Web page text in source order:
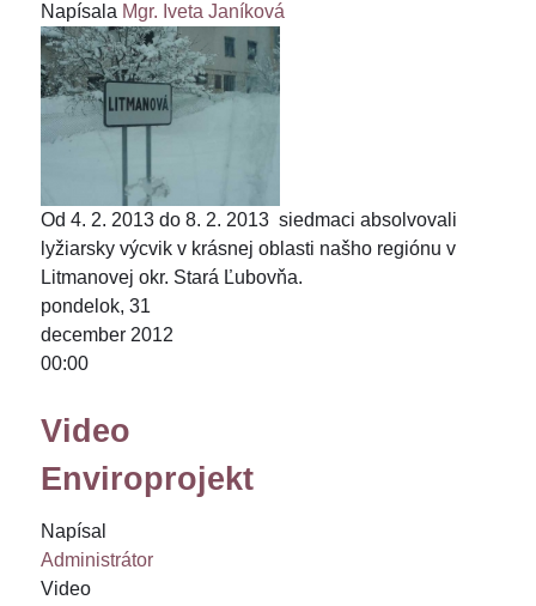
Napísala Mgr. Iveta Janíková
Od 4. 2. 2013 do 8. 2. 2013 siedmaci absolvovali
lyžiarsky výcvik v krásnej oblasti našho regiónu v
Litmanovej okr. Stará Ľubovňa.
pondelok, 31
december 2012
00:00
Video
Enviroprojekt
Napísal
Administrátor
Video